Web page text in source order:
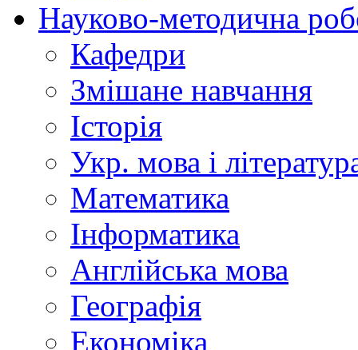
Науково-методична
Кафедри
Змішане навчання
Історія
Укр. мова і
Математика
Інформатика
Англійська мова
Географія
Економіка